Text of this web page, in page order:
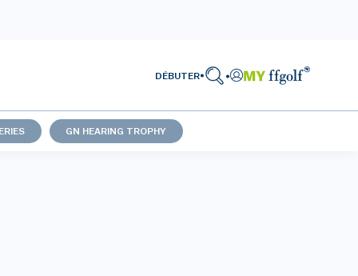
DÉBUTER
GN HEARING TROPHY